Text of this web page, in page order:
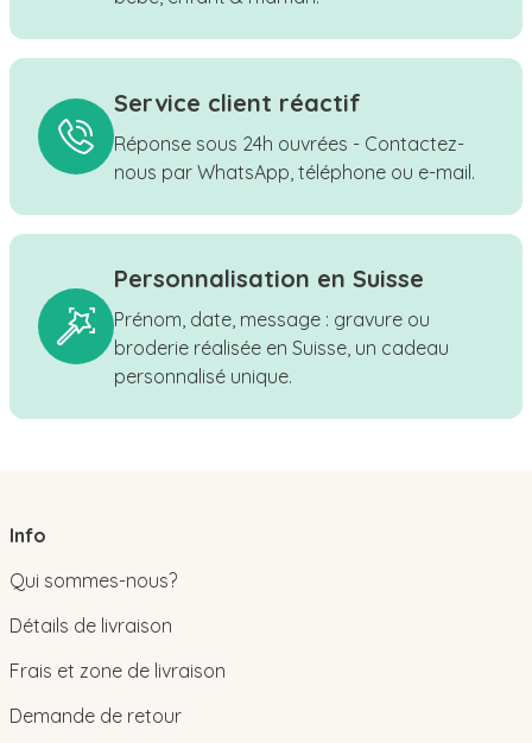
Service client réactif
Réponse sous 24h ouvrées - Contactez-
nous par WhatsApp, téléphone ou e-mail.
Personnalisation en Suisse
Prénom, date, message : gravure ou
broderie réalisée en Suisse, un cadeau
personnalisé unique.
Info
Qui sommes-nous?
Détails de livraison
Frais et zone de livraison
Demande de retour